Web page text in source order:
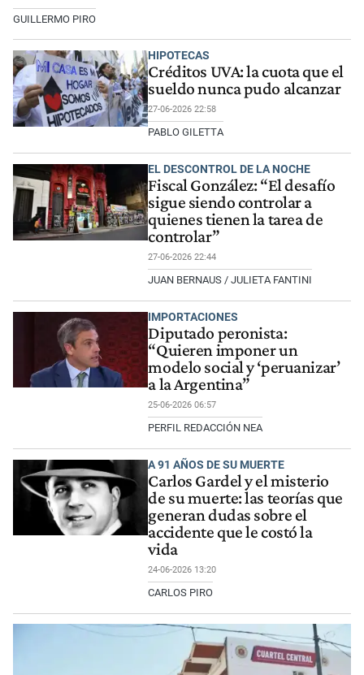
GUILLERMO PIRO
HIPOTECAS
Créditos UVA: la cuota que el
sueldo nunca pudo alcanzar
27-06-2026 22:58
PABLO GILETTA
EL DESCONTROL DE LA NOCHE
Fiscal González: “El desafío
sigue siendo controlar a
quienes tienen la tarea de
controlar”
27-06-2026 22:44
JUAN BERNAUS / JULIETA FANTINI
IMPORTACIONES
Diputado peronista:
“Quieren imponer un
modelo social y ‘peruanizar’
a la Argentina”
25-06-2026 06:57
PERFIL REDACCIÓN NEA
A 91 AÑOS DE SU MUERTE
Carlos Gardel y el misterio
de su muerte: las teorías que
generan dudas sobre el
accidente que le costó la
vida
24-06-2026 13:20
CARLOS PIRO